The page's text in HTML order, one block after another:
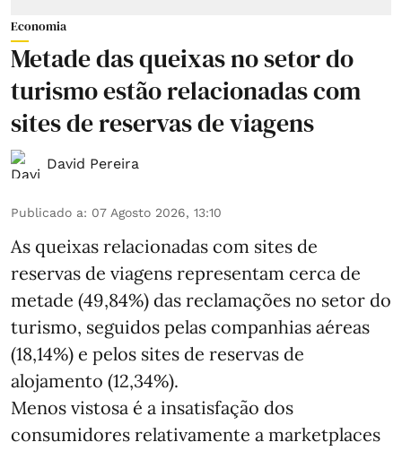
Economia
Metade das queixas no setor do
turismo estão relacionadas com
sites de reservas de viagens
David Pereira
Publicado a: 07 Agosto 2026, 13:10
As queixas relacionadas com sites de
reservas de viagens representam cerca de
metade (49,84%) das reclamações no setor do
turismo, seguidos pelas companhias aéreas
(18,14%) e pelos sites de reservas de
alojamento (12,34%).
Menos vistosa é a insatisfação dos
consumidores relativamente a marketplaces